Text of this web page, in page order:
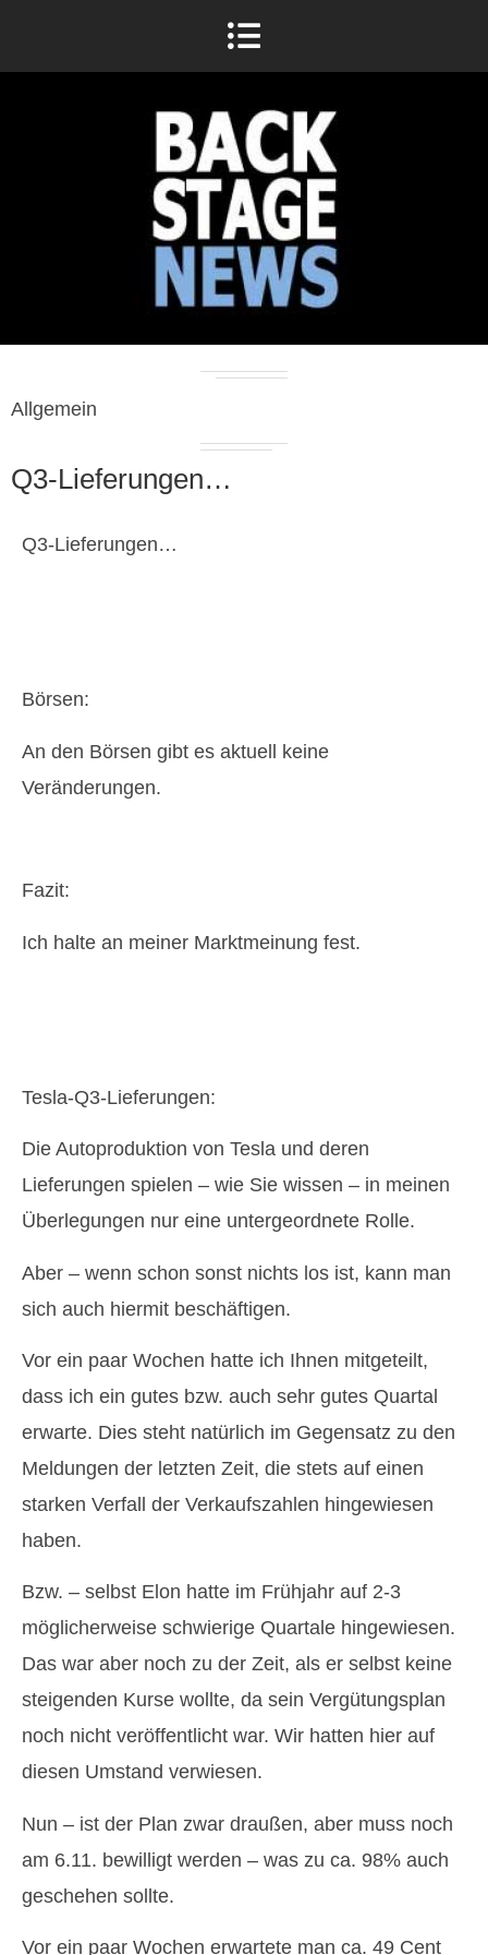
Allgemein
Q3-Lieferungen…
Q3-Lieferungen…
Börsen:
An den Börsen gibt es aktuell keine
Veränderungen.
Fazit:
Ich halte an meiner Marktmeinung fest.
Tesla-Q3-Lieferungen:
Die Autoproduktion von Tesla und deren
Lieferungen spielen – wie Sie wissen – in meinen
Überlegungen nur eine untergeordnete Rolle.
Aber – wenn schon sonst nichts los ist, kann man
sich auch hiermit beschäftigen.
Vor ein paar Wochen hatte ich Ihnen mitgeteilt,
dass ich ein gutes bzw. auch sehr gutes Quartal
erwarte. Dies steht natürlich im Gegensatz zu den
Meldungen der letzten Zeit, die stets auf einen
starken Verfall der Verkaufszahlen hingewiesen
haben.
Bzw. – selbst Elon hatte im Frühjahr auf 2-3
möglicherweise schwierige Quartale hingewiesen.
Das war aber noch zu der Zeit, als er selbst keine
steigenden Kurse wollte, da sein Vergütungsplan
noch nicht veröffentlicht war. Wir hatten hier auf
diesen Umstand verwiesen.
Nun – ist der Plan zwar draußen, aber muss noch
am 6.11. bewilligt werden – was zu ca. 98% auch
geschehen sollte.
Vor ein paar Wochen erwartete man ca. 49 Cent